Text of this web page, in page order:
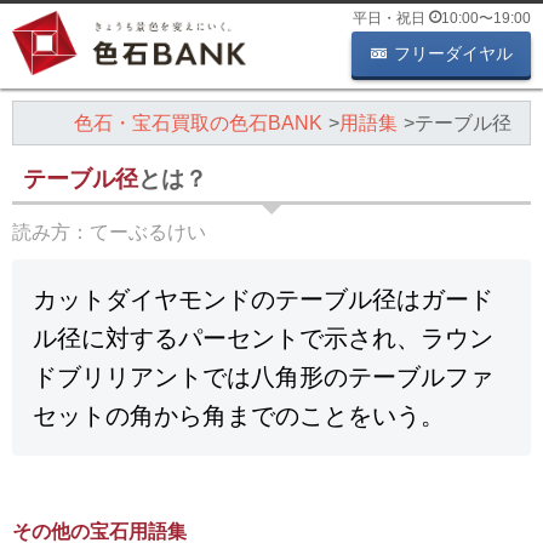
平日・祝日 10:00〜19:00
フリーダイヤル
色石・宝石買取の色石BANK 用語集 テーブル径
テーブル径とは？
読み方： てーぶるけい
カットダイヤモンドのテーブル径はガード
ル径に対するパーセントで示され、ラウン
ドブリリアントでは八角形のテーブルファ
セットの角から角までのことをいう。
その他の宝石用語集